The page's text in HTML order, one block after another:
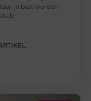
in best worden